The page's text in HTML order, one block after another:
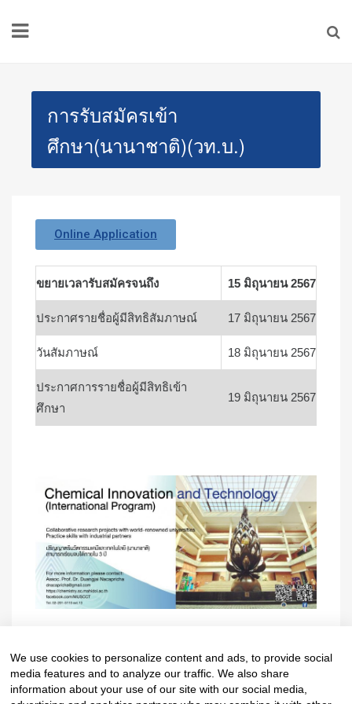
การรับสมัครเข้า
ศึกษา(นานาชาติ)(วท.บ.)
Online Application
ขยายเวลารับสมัครจนถึง 15 มิถุนายน 2567
ประกาศรายชื่อผู้มีสิทธิสัมภาษณ์ 17 มิถุนายน 2567
วันสัมภาษณ์ 18 มิถุนายน 2567
ประกาศการรายชื่อผู้มีสิทธิเข้า
ศึกษา
19 มิถุนายน 2567
Contact Person
Assoc. Prof.
Dr.Duangjai Nacapricha
We use cookies to personalize content and ads, to provide social
media features and to analyze our traffic. We also share
information about your use of our site with our social media,